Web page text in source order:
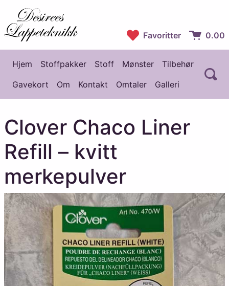
Desirees Lappeteknikk
Favoritter 0.00
Hovedmeny
Hjem Stoffpakker Stoff Mønster
Tilbehør
Gavekort
Om Kontakt Omtaler Galleri
Clover Chaco Liner
Refill – kvitt
merkepulver